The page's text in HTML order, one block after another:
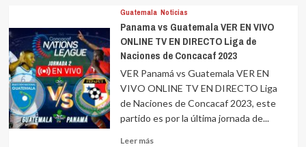
sobre
Guatemala Noticias
Panama vs Guatemala VER EN VIVO
ONLINE TV EN DIRECTO Liga de
Naciones de Concacaf 2023
VER Panamá vs Guatemala VER EN
VIVO ONLINE TV EN DIRECTO Liga
de Naciones de Concacaf 2023, este
partido es por la última jornada de...
Leer másLeer